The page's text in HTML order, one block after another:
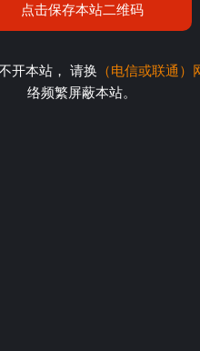
点击保存本站二维码
开本站， 请换 （电信或联通）
络频繁屏蔽本站。